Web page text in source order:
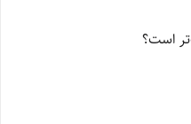
است؟